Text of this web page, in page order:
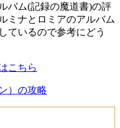
バム(記録の魔道書)の評
ミナとロミアのアルバム
ているので参考にどう
こちら
）の攻略